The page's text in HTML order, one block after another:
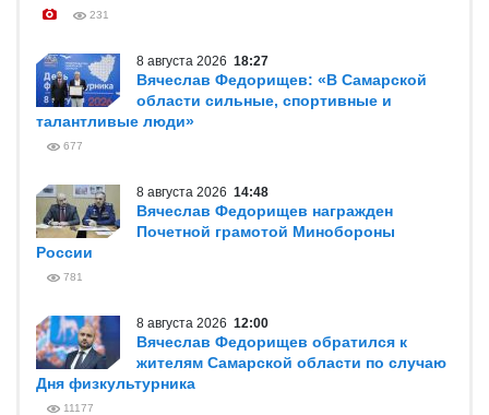
231
8 августа 2026 18:27
Вячеслав Федорищев: «В Самарской
области сильные, спортивные и
талантливые люди»
677
8 августа 2026 14:48
Вячеслав Федорищев награжден
Почетной грамотой Минобороны
России
781
8 августа 2026 12:00
Вячеслав Федорищев обратился к
жителям Самарской области по случаю
Дня физкультурника
11177